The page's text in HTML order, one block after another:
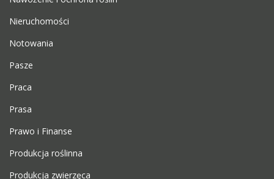
Nieruchomości
Notowania
Pasze
Praca
Prasa
Prawo i Finanse
Produkcja roślinna
Produkcja zwierzęca